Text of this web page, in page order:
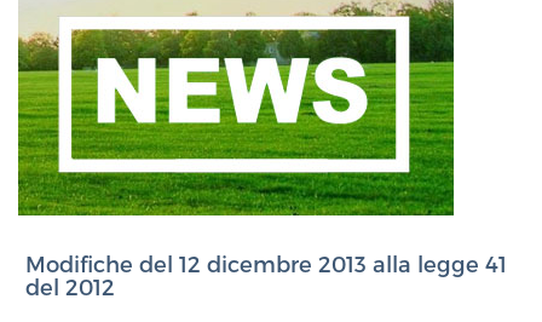
Modifiche del 12 dicembre 2013 alla legge 41
del 2012